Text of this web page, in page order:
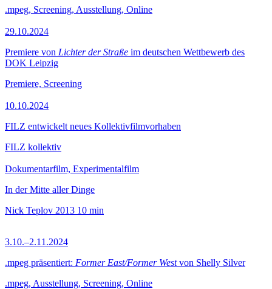
.mpeg, Screening, Ausstellung, Online
29.10.2024
Premiere von Lichter der Straße im deutschen Wettbewerb des
DOK Leipzig
Premiere, Screening
10.10.2024
FILZ entwickelt neues Kollektivfilmvorhaben
FILZ kollektiv
Dokumentarfilm, Experimentalfilm
In der Mitte aller Dinge
Nick Teplov 2013 10 min
3.10.–2.11.2024
.mpeg präsentiert: Former East/Former Westvon Shelly Silver
.mpeg, Ausstellung, Screening, Online